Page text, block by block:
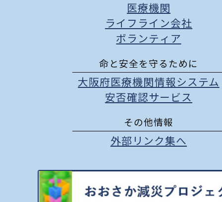
医療機関
ライフライン会社
ボランティア
命と安全を守るために
大阪府医療機関情報システム
安否確認サービス
その他情報
外部リンク集へ